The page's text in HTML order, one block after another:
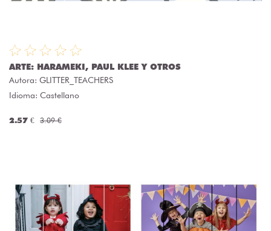
ARTE: HARAMEKI, PAUL KLEE Y OTROS
Autora: GLITTER_TEACHERS
Idioma: Castellano
2.57 € 3.09 €